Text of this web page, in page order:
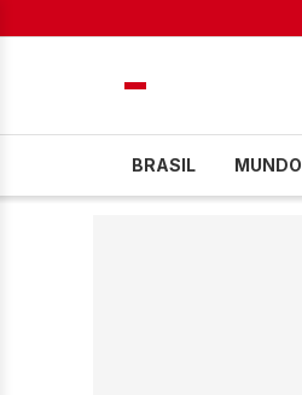
BRASIL MUNDO